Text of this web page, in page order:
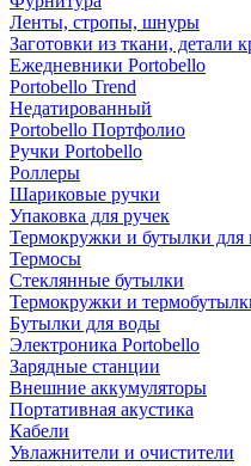
Ленты, стропы, шнуры
Заготовки из ткани, детали
Ежедневники Portobello
Portobello Trend
Недатированный
Portobello Портфолио
Ручки Portobello
Роллеры
Шариковые ручки
Упаковка для ручек
Термокружки и бутылки для
Термосы
Стеклянные бутылки
Термокружки и
Бутылки для воды
Электроника Portobello
Зарядные станции
Внешние аккумуляторы
Портативная акустика
Кабели
Увлажнители и очистители